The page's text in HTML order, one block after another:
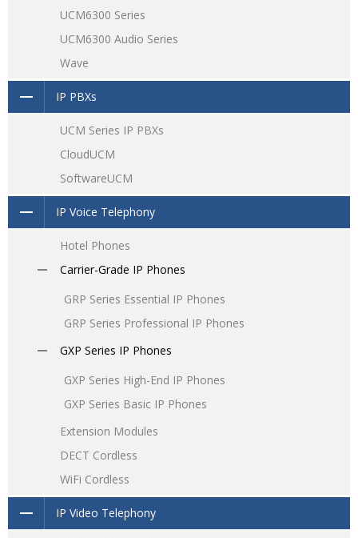
UCM6300 Series
UCM6300 Audio Series
Wave
IP PBXs
UCM Series IP PBXs
CloudUCM
SoftwareUCM
IP Voice Telephony
Hotel Phones
Carrier-Grade IP Phones
GRP Series Essential IP Phones
GRP Series Professional IP Phones
GXP Series IP Phones
GXP Series High-End IP Phones
GXP Series Basic IP Phones
Extension Modules
DECT Cordless
WiFi Cordless
IP Video Telephony